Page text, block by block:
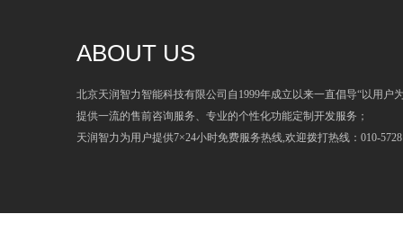
ABOUT US
北京天润智力智能科技有限公司自1999年成立以来一直倡导“以用户
提供一流的售前咨询服务、专业的个性化功能定制开发服务；
天润智力为用户提供7×24小时免费服务热线,欢迎拨打热线：010-